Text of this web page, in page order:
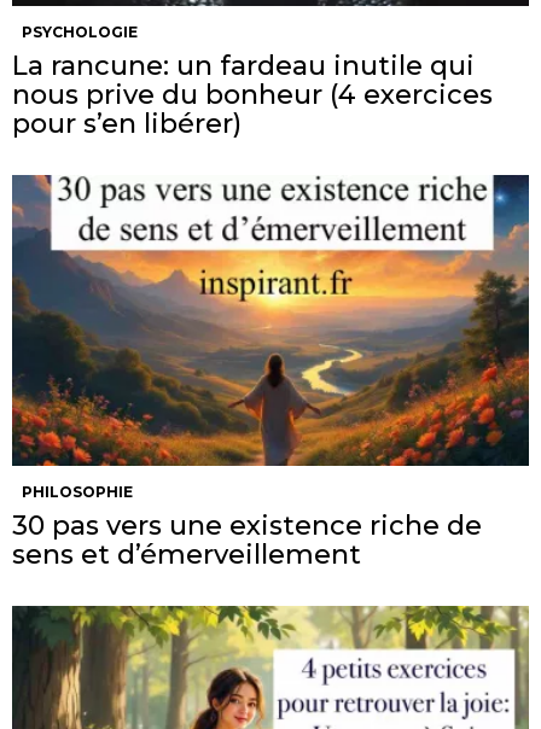
PSYCHOLOGIE
La rancune: un fardeau inutile qui
nous prive du bonheur (4 exercices
pour s’en libérer)
PHILOSOPHIE
30 pas vers une existence riche de
sens et d’émerveillement